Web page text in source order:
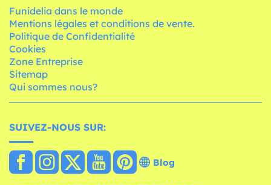
Funidelia dans le monde
Mentions légales et conditions de vente.
Politique de Confidentialité
Cookies
Zone Entreprise
Sitemap
Qui sommes nous?
SUIVEZ-NOUS SUR:
Blog